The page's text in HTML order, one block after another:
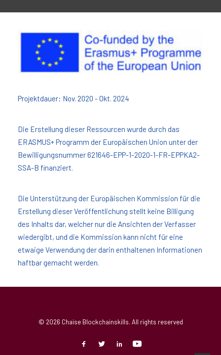
Projektdauer: Nov. 2020 - Okt. 2024
Die Erstellung dieser Ressourcen wurde durch das
ERASMUS+ Programm der Europäischen Union unter der
Bewilligungsnummer 621646-EPP-1-2020-1-FR-EPPKA2-
SSA-B finanziert.
Die Unterstützung der Europäischen Kommission für die
Erstellung dieser Veröffentlichung stellt keine Billigung
des Inhalts dar, welcher nur die Ansichten der Verfasser
wiedergibt, und die Kommission kann nicht für eine
etwaige Verwendung der darin enthaltenen Informationen
haftbar gemacht werden.
© 2026 Chaise Blockchainskills. All rights reserved